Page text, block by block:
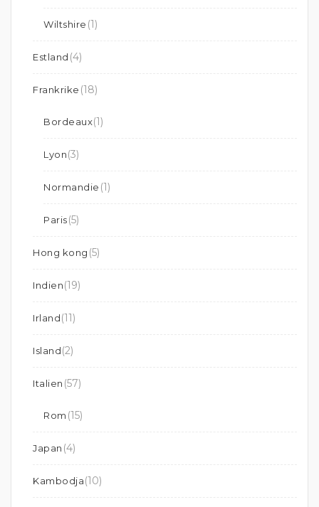
Wiltshire (1)
Estland (4)
Frankrike (18)
Bordeaux(1)
Lyon(3)
Normandie (1)
Paris(5)
Hong kong (5)
Indien(19)
Irland(11)
Island(2)
Italien (57)
Rom (15)
Japan (4)
Kambodja(10)